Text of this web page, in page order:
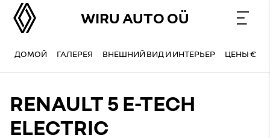
WIRU AUTO OÜ
ДОМОЙ ГАЛЕРЕЯ ВНЕШНИЙ ВИД И ИНТЕРЬЕР ЦЕНЫ €
RENAULT 5 E-TECH
ELECTRIC